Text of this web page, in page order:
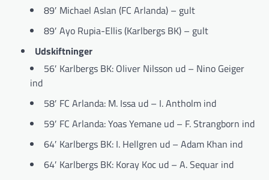
89′ Michael Aslan (FC Arlanda) – gult
89′ Ayo Rupia-Ellis (Karlbergs BK) – gult
Udskiftninger
56′ Karlbergs BK: Oliver Nilsson ud – Nino Geiger
ind
58′ FC Arlanda: M. Issa ud – I. Antholm ind
59′ FC Arlanda: Yoas Yemane ud – F. Strangborn ind
64′ Karlbergs BK: I. Hellgren ud – Adam Khan ind
64′ Karlbergs BK: Koray Koc ud – A. Sequar ind